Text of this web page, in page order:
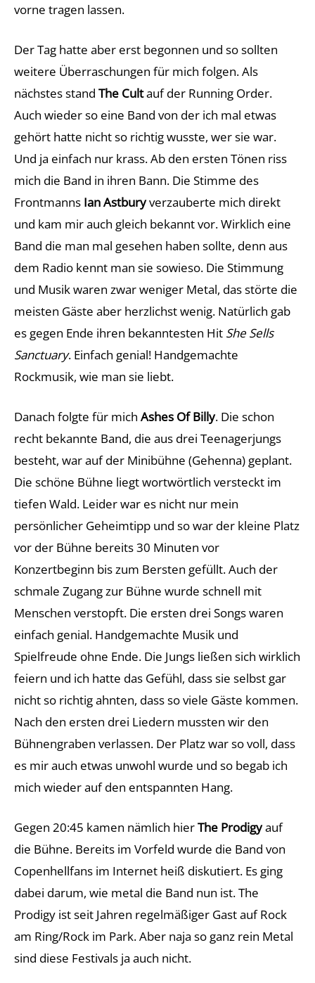
vorne tragen lassen.
Der Tag hatte aber erst begonnen und so sollten
weitere Überraschungen für mich folgen. Als
nächstes stand The Cultauf der Running Order.
Auch wieder so eine Band von der ich mal etwas
gehört hatte nicht so richtig wusste, wer sie war.
Und ja einfach nur krass. Ab den ersten Tönen riss
mich die Band in ihren Bann. Die Stimme des
Frontmanns Ian Astburyverzauberte mich direkt
und kam mir auch gleich bekannt vor. Wirklich eine
Band die man mal gesehen haben sollte, denn aus
dem Radio kennt man sie sowieso. Die Stimmung
und Musik waren zwar weniger Metal, das störte die
meisten Gäste aber herzlichst wenig. Natürlich gab
es gegen Ende ihren bekanntesten Hit She Sells
Sanctuary. Einfach genial! Handgemachte
Rockmusik, wie man sie liebt.
Danach folgte für mich Ashes Of Billy. Die schon
recht bekannte Band, die aus drei Teenagerjungs
besteht, war auf der Minibühne (Gehenna) geplant.
Die schöne Bühne liegt wortwörtlich versteckt im
tiefen Wald. Leider war es nicht nur mein
persönlicher Geheimtipp und so war der kleine Platz
vor der Bühne bereits 30 Minuten vor
Konzertbeginn bis zum Bersten gefüllt. Auch der
schmale Zugang zur Bühne wurde schnell mit
Menschen verstopft. Die ersten drei Songs waren
einfach genial. Handgemachte Musik und
Spielfreude ohne Ende. Die Jungs ließen sich wirklich
feiern und ich hatte das Gefühl, dass sie selbst gar
nicht so richtig ahnten, dass so viele Gäste kommen.
Nach den ersten drei Liedern mussten wir den
Bühnengraben verlassen. Der Platz war so voll, dass
es mir auch etwas unwohl wurde und so begab ich
mich wieder auf den entspannten Hang.
Gegen 20:45 kamen nämlich hierThe Prodigyauf
die Bühne. Bereits im Vorfeld wurde die Band von
Copenhellfans im Internet heiß diskutiert. Es ging
dabei darum, wie metal die Band nun ist. The
Prodigy ist seit Jahren regelmäßiger Gast auf Rock
am Ring/Rock im Park. Aber naja so ganz rein Metal
sind diese Festivals ja auch nicht.